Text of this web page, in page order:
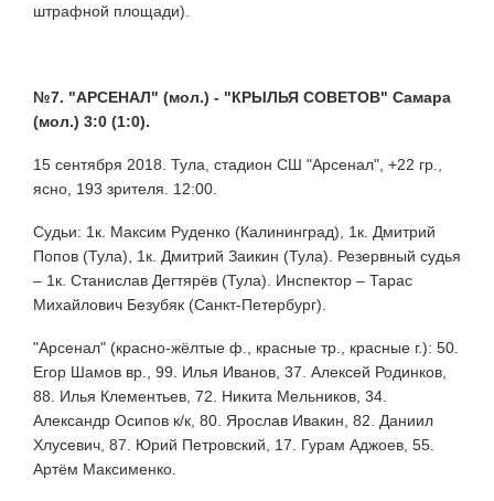
штрафной площади).
№7. "АРСЕНАЛ" (мол.) - "КРЫЛЬЯ СОВЕТОВ" Самара
(мол.) 3:0 (1:0).
15 сентября 2018. Тула, стадион СШ "Арсенал", +22 гр.,
ясно, 193 зрителя. 12:00.
Судьи: 1к. Максим Руденко (Калининград), 1к. Дмитрий
Попов (Тула), 1к. Дмитрий Заикин (Тула). Резервный судья
– 1к. Станислав Дегтярёв (Тула). Инспектор – Тарас
Михайлович Безубяк (Санкт-Петербург).
"Арсенал" (красно-жёлтые ф., красные тр., красные г.): 50.
Егор Шамов вр., 99. Илья Иванов, 37. Алексей Родинков,
88. Илья Клементьев, 72. Никита Мельников, 34.
Александр Осипов к/к, 80. Ярослав Ивакин, 82. Даниил
Хлусевич, 87. Юрий Петровский, 17. Гурам Аджоев, 55.
Артём Максименко.